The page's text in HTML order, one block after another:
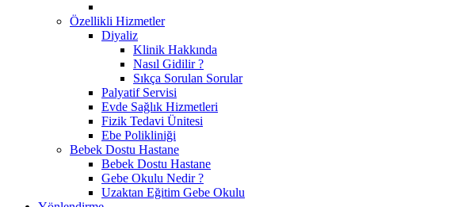
Özellikli Hizmetler
Diyaliz
Klinik Hakkında
Nasıl Gidilir ?
Sıkça Sorulan Sorular
Palyatif Servisi
Evde Sağlık Hizmetleri
Fizik Tedavi Ünitesi
Ebe Polikliniği
Bebek Dostu Hastane
Bebek Dostu Hastane
Gebe Okulu Nedir ?
Uzaktan Eğitim Gebe Okulu